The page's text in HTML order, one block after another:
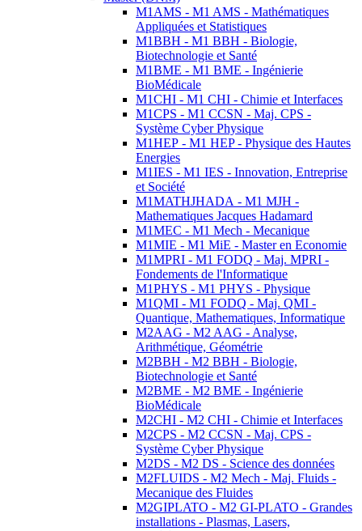
M1AMS - M1 AMS - Mathématiques
Appliquées et Statistiques
M1BBH - M1 BBH - Biologie,
Biotechnologie et Santé
M1BME - M1 BME - Ingénierie
BioMédicale
M1CHI - M1 CHI - Chimie et Interfaces
M1CPS - M1 CCSN - Maj. CPS -
Système Cyber Physique
M1HEP - M1 HEP - Physique des Hautes
Energies
M1IES - M1 IES - Innovation, Entreprise
et Société
M1MATHJHADA - M1 MJH -
Mathematiques Jacques Hadamard
M1MEC - M1 Mech - Mecanique
M1MIE - M1 MiE - Master en Economie
M1MPRI - M1 FODQ - Maj. MPRI -
Fondements de l'Informatique
M1PHYS - M1 PHYS - Physique
M1QMI - M1 FODQ - Maj. QMI -
Quantique, Mathematiques, Informatique
M2AAG - M2 AAG - Analyse,
Arithmétique, Géométrie
M2BBH - M2 BBH - Biologie,
Biotechnologie et Santé
M2BME - M2 BME - Ingénierie
BioMédicale
M2CHI - M2 CHI - Chimie et Interfaces
M2CPS - M2 CCSN - Maj. CPS -
Système Cyber Physique
M2DS - M2 DS - Science des données
M2FLUIDS - M2 Mech - Maj. Fluids -
Mecanique des Fluides
M2GIPLATO - M2 GI-PLATO - Grandes
installations - Plasmas, Lasers,